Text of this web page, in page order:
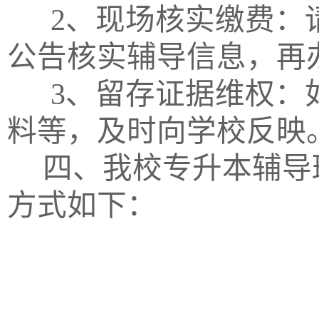
2、现场核实缴费：
公告核实辅导信息，再
3、留存证据维权
料等，及时向学校反映
四、我校专升本辅
方式如下：